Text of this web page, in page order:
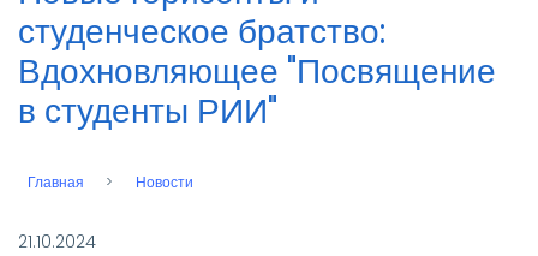
студенческое братство:
Вдохновляющее "Посвящение
в студенты РИИ"
Строка
Главная Новости
21.10.2024